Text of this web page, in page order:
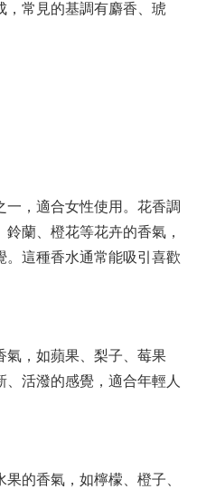
，常見的基調有麝香、琥
，適合女性使用。花香調
蘭、橙花等花卉的香氣，
。這種香水通常能吸引喜歡
氣，如蘋果、梨子、莓果
活潑的感覺，適合年輕人
的香氣，如檸檬、橙子、